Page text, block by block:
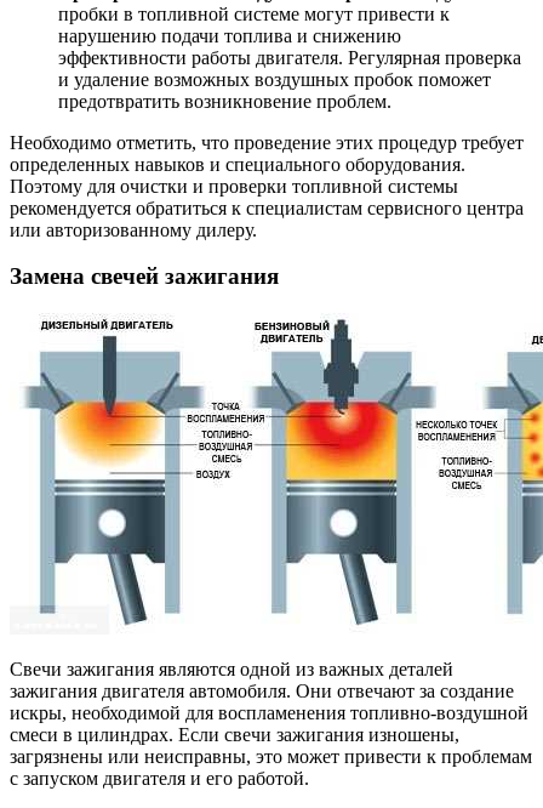
пробки в топливной системе могут привести к
нарушению подачи топлива и снижению
эффективности работы двигателя. Регулярная проверка
и удаление возможных воздушных пробок поможет
предотвратить возникновение проблем.
Необходимо отметить, что проведение этих процедур требует
определенных навыков и специального оборудования.
Поэтому для очистки и проверки топливной системы
рекомендуется обратиться к специалистам сервисного центра
или авторизованному дилеру.
Замена свечей зажигания
Свечи зажигания являются одной из важных деталей
зажигания двигателя автомобиля. Они отвечают за создание
искры, необходимой для воспламенения топливно-воздушной
смеси в цилиндрах. Если свечи зажигания изношены,
загрязнены или неисправны, это может привести к проблемам
с запуском двигателя и его работой.